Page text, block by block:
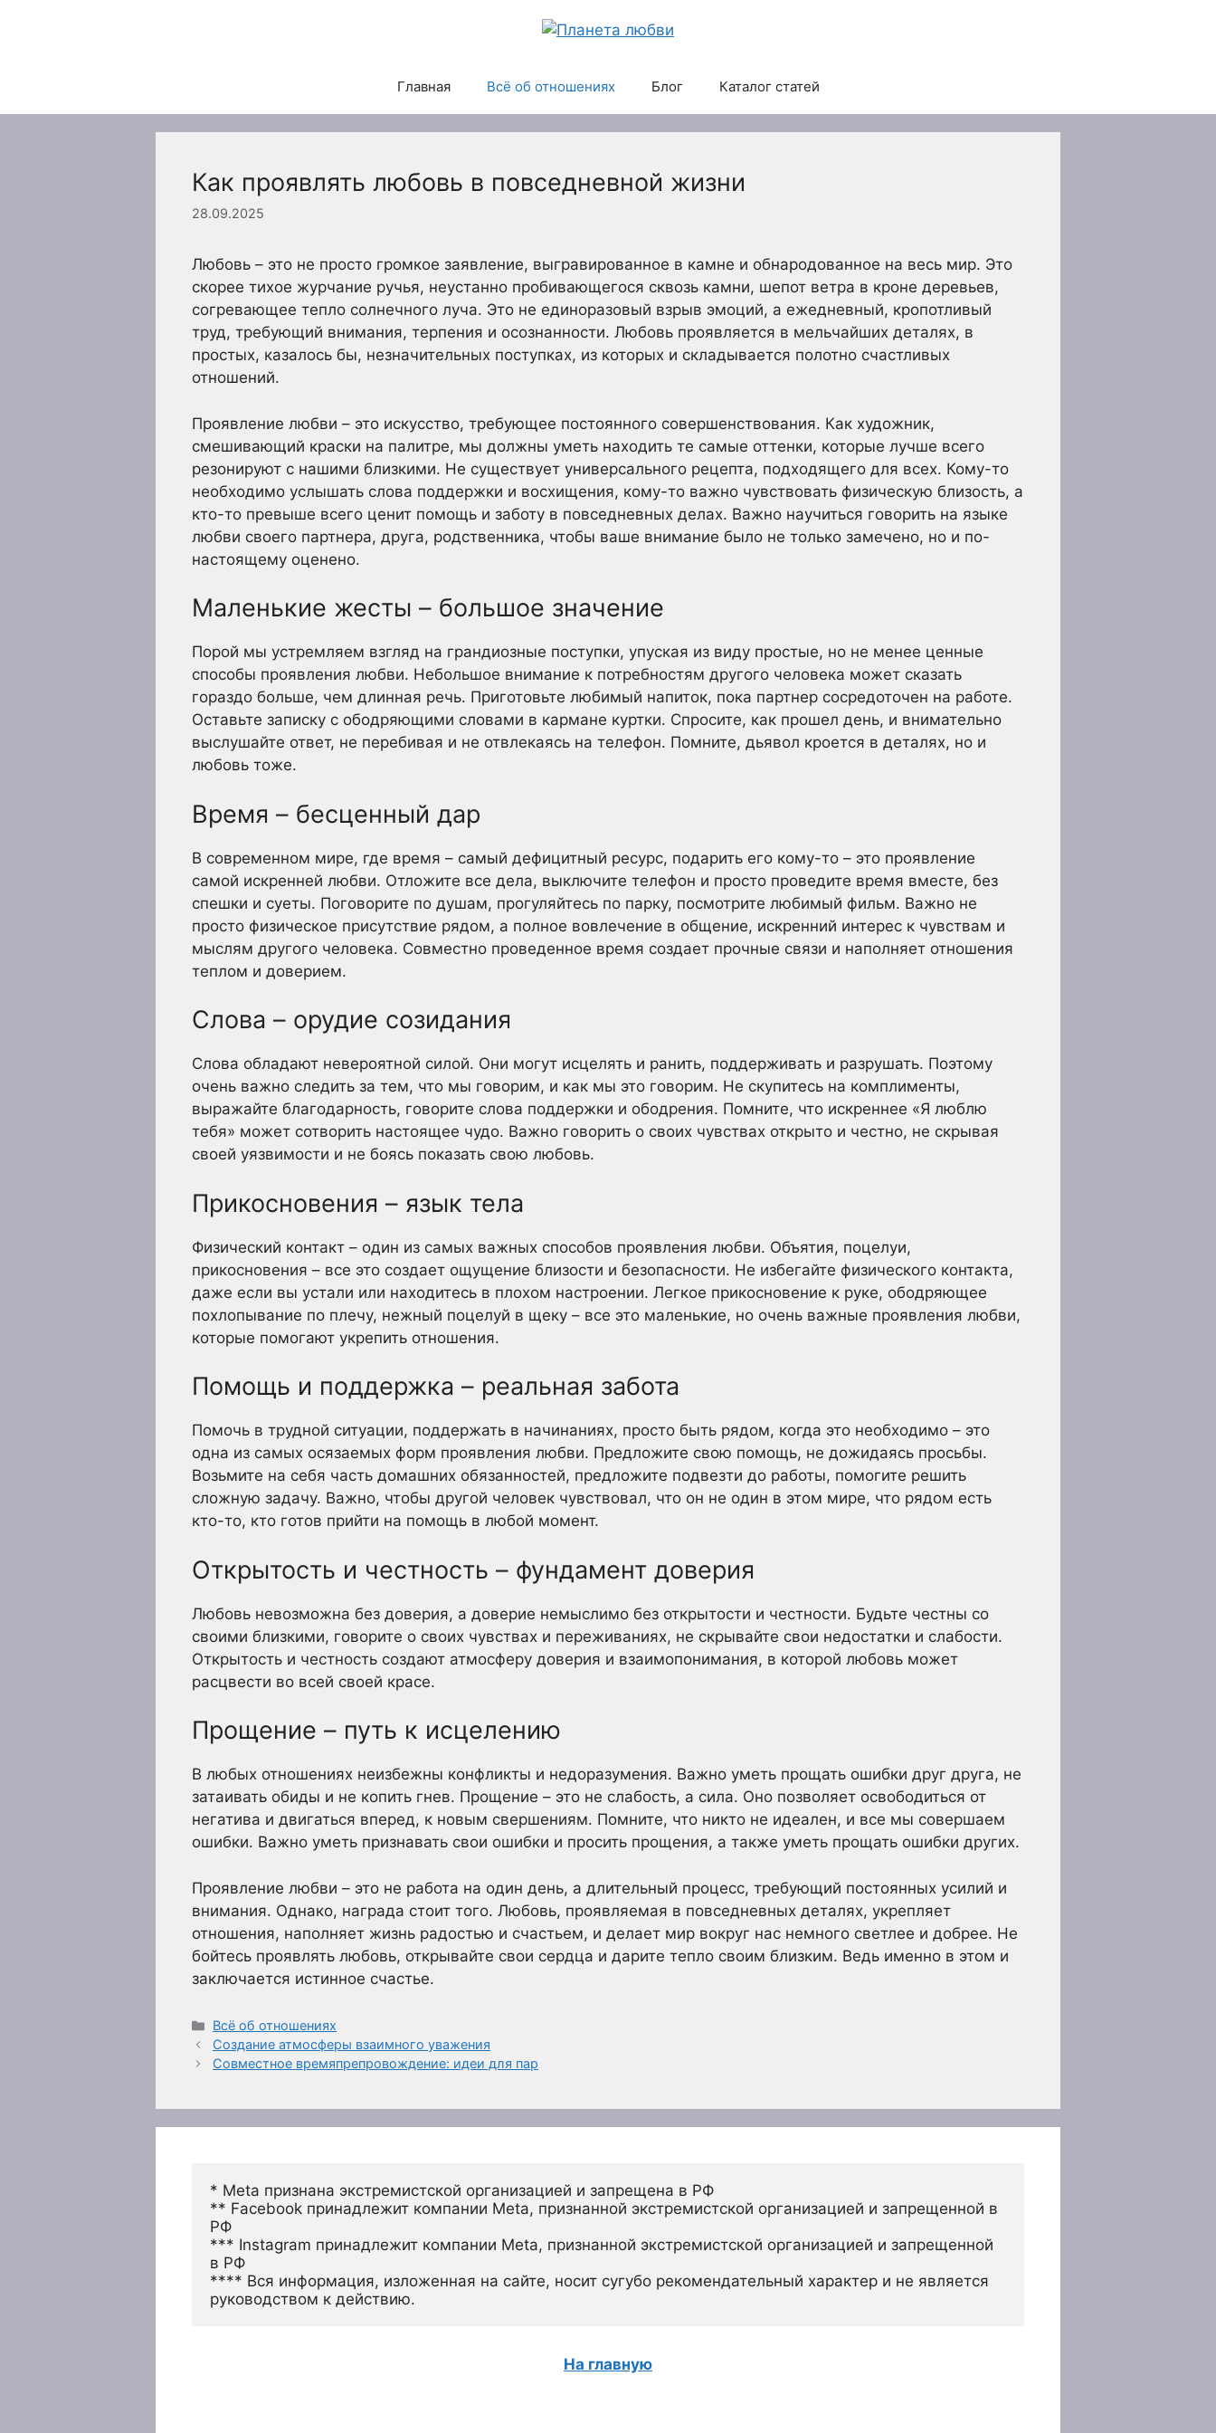
Главная Всё об отношениях Блог Каталог статей
Как проявлять любовь в повседневной жизни
28.09.2025
Любовь – это не просто громкое заявление, выгравированное в камне и обнародованное на весь мир. Это
скорее тихое журчание ручья, неустанно пробивающегося сквозь камни, шепот ветра в кроне деревьев,
согревающее тепло солнечного луча. Это не единоразовый взрыв эмоций, а ежедневный, кропотливый
труд, требующий внимания, терпения и осознанности. Любовь проявляется в мельчайших деталях, в
простых, казалось бы, незначительных поступках, из которых и складывается полотно счастливых
отношений.
Проявление любви – это искусство, требующее постоянного совершенствования. Как художник,
смешивающий краски на палитре, мы должны уметь находить те самые оттенки, которые лучше всего
резонируют с нашими близкими. Не существует универсального рецепта, подходящего для всех. Кому-то
необходимо услышать слова поддержки и восхищения, кому-то важно чувствовать физическую близость, а
кто-то превыше всего ценит помощь и заботу в повседневных делах. Важно научиться говорить на языке
любви своего партнера, друга, родственника, чтобы ваше внимание было не только замечено, но и по-
настоящему оценено.
Маленькие жесты – большое значение
Порой мы устремляем взгляд на грандиозные поступки, упуская из виду простые, но не менее ценные
способы проявления любви. Небольшое внимание к потребностям другого человека может сказать
гораздо больше, чем длинная речь. Приготовьте любимый напиток, пока партнер сосредоточен на работе.
Оставьте записку с ободряющими словами в кармане куртки. Спросите, как прошел день, и внимательно
выслушайте ответ, не перебивая и не отвлекаясь на телефон. Помните, дьявол кроется в деталях, но и
любовь тоже.
Время – бесценный дар
В современном мире, где время – самый дефицитный ресурс, подарить его кому-то – это проявление
самой искренней любви. Отложите все дела, выключите телефон и просто проведите время вместе, без
спешки и суеты. Поговорите по душам, прогуляйтесь по парку, посмотрите любимый фильм. Важно не
просто физическое присутствие рядом, а полное вовлечение в общение, искренний интерес к чувствам и
мыслям другого человека. Совместно проведенное время создает прочные связи и наполняет отношения
теплом и доверием.
Слова – орудие созидания
Слова обладают невероятной силой. Они могут исцелять и ранить, поддерживать и разрушать. Поэтому
очень важно следить за тем, что мы говорим, и как мы это говорим. Не скупитесь на комплименты,
выражайте благодарность, говорите слова поддержки и ободрения. Помните, что искреннее «Я люблю
тебя» может сотворить настоящее чудо. Важно говорить о своих чувствах открыто и честно, не скрывая
своей уязвимости и не боясь показать свою любовь.
Прикосновения – язык тела
Физический контакт – один из самых важных способов проявления любви. Объятия, поцелуи,
прикосновения – все это создает ощущение близости и безопасности. Не избегайте физического контакта,
даже если вы устали или находитесь в плохом настроении. Легкое прикосновение к руке, ободряющее
похлопывание по плечу, нежный поцелуй в щеку – все это маленькие, но очень важные проявления любви,
которые помогают укрепить отношения.
Помощь и поддержка – реальная забота
Помочь в трудной ситуации, поддержать в начинаниях, просто быть рядом, когда это необходимо – это
одна из самых осязаемых форм проявления любви. Предложите свою помощь, не дожидаясь просьбы.
Возьмите на себя часть домашних обязанностей, предложите подвезти до работы, помогите решить
сложную задачу. Важно, чтобы другой человек чувствовал, что он не один в этом мире, что рядом есть
кто-то, кто готов прийти на помощь в любой момент.
Открытость и честность – фундамент доверия
Любовь невозможна без доверия, а доверие немыслимо без открытости и честности. Будьте честны со
своими близкими, говорите о своих чувствах и переживаниях, не скрывайте свои недостатки и слабости.
Открытость и честность создают атмосферу доверия и взаимопонимания, в которой любовь может
расцвести во всей своей красе.
Прощение – путь к исцелению
В любых отношениях неизбежны конфликты и недоразумения. Важно уметь прощать ошибки друг друга, не
затаивать обиды и не копить гнев. Прощение – это не слабость, а сила. Оно позволяет освободиться от
негатива и двигаться вперед, к новым свершениям. Помните, что никто не идеален, и все мы совершаем
ошибки. Важно уметь признавать свои ошибки и просить прощения, а также уметь прощать ошибки других.
Проявление любви – это не работа на один день, а длительный процесс, требующий постоянных усилий и
внимания. Однако, награда стоит того. Любовь, проявляемая в повседневных деталях, укрепляет
отношения, наполняет жизнь радостью и счастьем, и делает мир вокруг нас немного светлее и добрее. Не
бойтесь проявлять любовь, открывайте свои сердца и дарите тепло своим близким. Ведь именно в этом и
заключается истинное счастье.
Рубрики
Всё об отношениях
Создание атмосферы взаимного уважения
Совместное времяпрепровождение: идеи для пар
* Meta признана экстремистской организацией и запрещена в РФ
** Facebook принадлежит компании Meta, признанной экстремистской организацией и запрещенной в
РФ
*** Instagram принадлежит компании Meta, признанной экстремистской организацией и запрещенной
в РФ
**** Вся информация, изложенная на сайте, носит сугубо рекомендательный характер и не является
руководством к действию.
На главную